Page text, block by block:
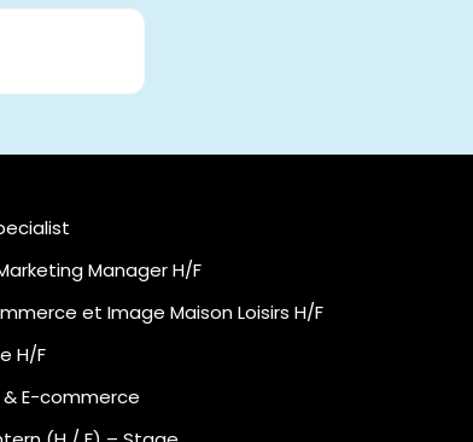
Manager H/F
et Image Maison Loisirs H/F
H/F
E-commerce